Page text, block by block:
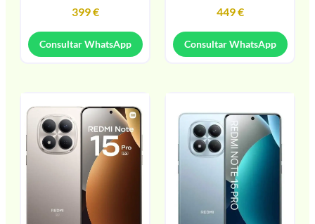
399€
Consultar WhatsApp
449€
Consultar WhatsApp